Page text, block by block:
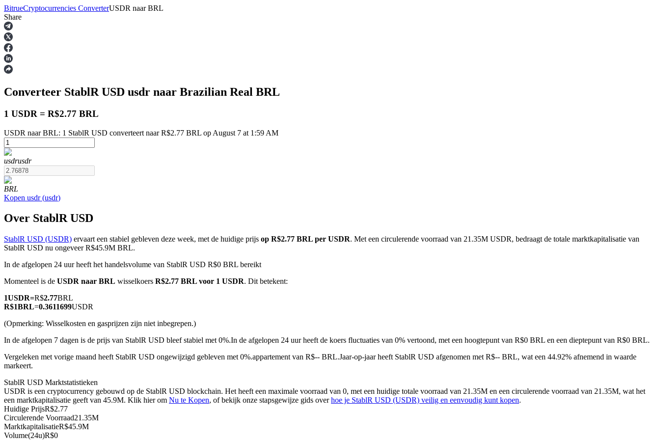
Termijncontracten
USDT-futures
Futures met USDT als onderpand
COIN-M-futures
Cryptocurrency-futures
USDC-futures
BitrueCryptocurrencies ConverterUSDR naar BRL
Share
Converteer StablR USD usdr naar Brazilian Real BRL
1 USDR = R$2.77 BRL
USDR naar BRL: 1 StablR USD converteert naar R$2.77 BRL op August 7 at 1:59 AM
usdrusdr
BRL
Kopen usdr(usdr)
Over StablR USD
StablR USD (USDR) ervaart een stabiel gebleven deze week, met de huidige prijs op R$2.77 BRL per USDR. Met een circulerende voorraad van 21.35M USDR, bedraagt de totale marktkapitalisatie van
StablR USD nu ongeveer R$45.9M BRL.
In de afgelopen 24 uur heeft het handelsvolume van StablR USD R$0 BRL bereikt
Momenteel is de USDR naar BRL wisselkoers R$2.77 BRL voor 1 USDR. Dit betekent:
1USDR=R$2.77BRL
R$1BRL=0.3611699USDR
(Opmerking: Wisselkosten en gasprijzen zijn niet inbegrepen.)
In de afgelopen 7 dagen is de prijs van StablR USD bleef stabiel met 0%.In de afgelopen 24 uur heeft de koers fluctuaties van 0% vertoond, met een hoogtepunt van R$0 BRL en een dieptepunt van R$0 BRL.
Vergeleken met vorige maand heeft StablR USD ongewijzigd gebleven met 0%.appartement van R$-- BRL.Jaar-op-jaar heeft StablR USD afgenomen met R$-- BRL, wat een 44.92% afnemend in waarde
markeert.
StablR USD Marktstatistieken
USDR is een cryptocurrency gebouwd op de StablR USD blockchain. Het heeft een maximale voorraad van 0, met een huidige totale voorraad van 21.35M en een circulerende voorraad van 21.35M, wat het
een marktkapitalisatie geeft van 45.9M. Klik hier om Nu te Kopen, of bekijk onze stapsgewijze gids overhoe je StablR USD (USDR) veilig en eenvoudig kunt kopen.
Huidige PrijsR$2.77
Circulerende Voorraad21.35M
MarktkapitalisatieR$45.9M
Volume(24u)R$0